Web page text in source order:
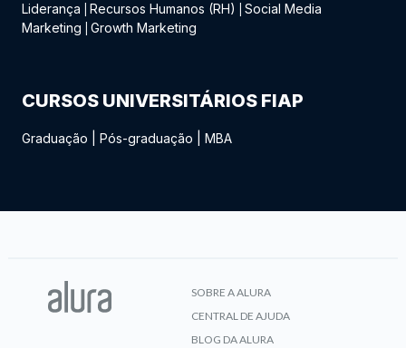
Liderança
Recursos Humanos (RH)
Social Media
Marketing
Growth Marketing
CURSOS UNIVERSITÁRIOS FIAP
Graduação Pós-graduação MBA
SOBRE A ALURA
CENTRAL DE AJUDA
BLOG DA ALURA